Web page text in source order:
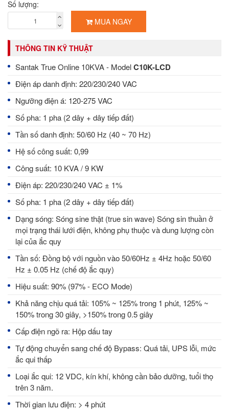
Số lượng:
MUA NGAY
THÔNG TIN KỸ THUẬT
Santak True Online 10KVA - ModelC10K-LCD
Điện áp danh định: 220/230/240 VAC
Ngưỡng điện á: 120-275 VAC
Số pha: 1 pha (2 dây + dây tiếp đất)
Tần số danh định: 50/60 Hz (40 ~ 70 Hz)
Hệ số công suất: 0,99
Công suất: 10 KVA / 9 KW
Điện áp: 220/230/240 VAC ± 1%
Số pha: 1 pha (2 dây + dây tiếp đất)
Dạng sóng: Sóng sine thật (true sin wave) Sóng sin thuần ở
mọi trạng thái lưới điện, không phụ thuộc và dung lượng còn
lại của ắc quy
Tần số: Đồng bộ với nguồn vào 50/60Hz ± 4Hz hoặc 50/60
Hz ± 0.05 Hz (chế độ ắc quy)
Hiệu suất: 90% (97% - ECO Mode)
Khả năng chịu quá tải: 105% ~ 125% trong 1 phút, 125% ~
150% trong 30 giây, >150% trong 0.5 giây
Cấp điện ngõ ra: Hộp dấu tay
Tự động chuyển sang chế độ Bypass: Quá tải, UPS lỗi, mức
ắc qui thấp
Loại ắc qui: 12 VDC, kín khí, không cần bảo dưỡng, tuổi thọ
trên 3 năm.
Thời gian lưu điện: > 4 phút